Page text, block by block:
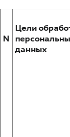
POER
от 3 449 000 ₽
Крупным
Система
Сервис для
Руководства
Подписки
N
Цели
данных